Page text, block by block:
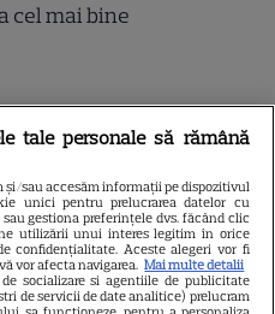
cel mai bine
are pepenele roșu
și contraindicații
tale personale să rămână
și/sau accesăm informații pe dispozitivul
unici pentru prelucrarea datelor cu
gestiona preferințele dvs. făcând clic
utilizării unui interes legitim în orice
confidențialitate. Aceste alegeri vor fi
vor afecta navigarea. Mai multe detalii
socializare si agentiile de publicitate
de servicii de date analitice) prelucram